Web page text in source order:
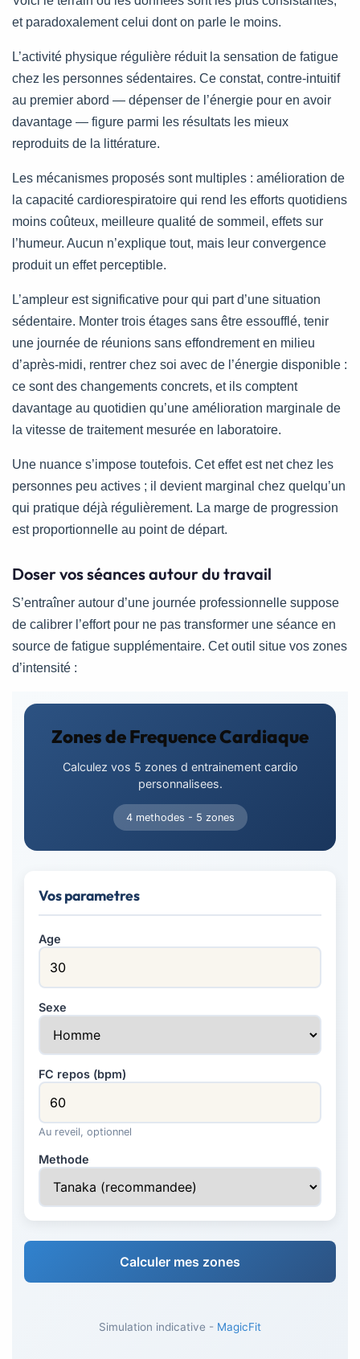
et paradoxalement celui dont on parle le moins.
L’activité physique régulière réduit la sensation de fatigue
chez les personnes sédentaires. Ce constat, contre-intuitif
au premier abord — dépenser de l’énergie pour en avoir
davantage — figure parmi les résultats les mieux
reproduits de la littérature.
Les mécanismes proposés sont multiples : amélioration de
la capacité cardiorespiratoire qui rend les efforts quotidiens
moins coûteux, meilleure qualité de sommeil, effets sur
l’humeur. Aucun n’explique tout, mais leur convergence
produit un effet perceptible.
L’ampleur est significative pour qui part d’une situation
sédentaire. Monter trois étages sans être essoufflé, tenir
une journée de réunions sans effondrement en milieu
d’après-midi, rentrer chez soi avec de l’énergie disponible :
ce sont des changements concrets, et ils comptent
davantage au quotidien qu’une amélioration marginale de
la vitesse de traitement mesurée en laboratoire.
Une nuance s’impose toutefois. Cet effet est net chez les
personnes peu actives ; il devient marginal chez quelqu’un
qui pratique déjà régulièrement. La marge de progression
est proportionnelle au point de départ.
Doser vos séances autour du travail
S’entraîner autour d’une journée professionnelle suppose
de calibrer l’effort pour ne pas transformer une séance en
source de fatigue supplémentaire. Cet outil situe vos zones
d’intensité :
Zones de Frequence Cardiaque
Calculez vos 5 zones d entrainement cardio
personnalisees.
4 methodes - 5 zones
Vos parametres
Age
Sexe
FC repos (bpm)
Au reveil, optionnel
Methode
Calculer mes zones
Simulation indicative - MagicFit